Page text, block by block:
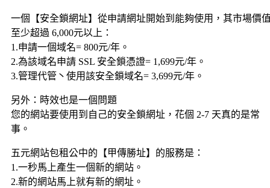
一個【安全鎖網址】從申請網址開始到能夠使用，其市場價
至少超過 6,000元以上：
1.申請一個域名= 800元/年。
2.為該域名申請 SSL 安全鎖憑證= 1,699元/年。
3.管理代管丶使用該安全鎖域名= 3,699元/年。
另外：時效也是一個問題
您的網站要使用到自己的安全鎖網址，花個 2-7 天真的是常
事。
五元網站包租公中的【甲傳勝址】的服務是：
1.一秒馬上產生一個新的網站。
2.新的網站馬上就有新的網址。